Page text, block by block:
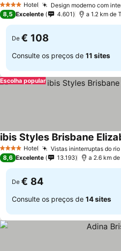
4 EstrelasHotel Design moderno com
8,5 Excelente 4.601 a 1.2 km de
De € 108
Consulte os preços de 11 sites
Escolha popular
4 EstrelasHotel Vistas ininterruptas do
ibis Styles Brisbane
8,6 Excelente 13.193 a 2.6 km
De € 84
Consulte os preços de 14 sites